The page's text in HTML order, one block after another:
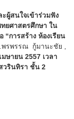
ผู้สนใจเข้าร่วมฟัง
ยศาสตรศึกษา ใน
การสร้าง ห้องเรียน
รพรรณ กู้มานะชัย ,
ษายน 2557 เวลา
วรินทิรา ชั้น 2